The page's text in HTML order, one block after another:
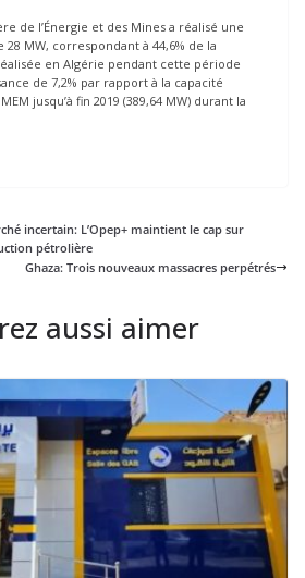
de l’Énergie et des Mines a réalisé une
MW, correspondant à 44,6% de la
en Algérie pendant cette période
de 7,2% par rapport à la capacité
jusqu’à fin 2019 (389,64 MW) durant la
incertain: L’Opep+ maintient le cap sur
pétrolière
Ghaza: Trois nouveaux massacres perpétrés
aussi aimer